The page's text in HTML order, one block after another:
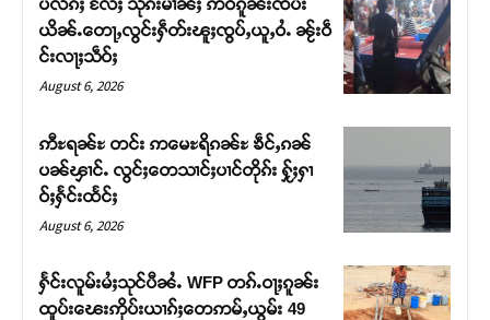
Support SHAN
ပလိၵ်ႈ လႄႈ သိုၵ်းမၢၼ်ႈ ဢဝ်ၵူၼ်းၸပ်း
ယိၼ်ႉတေႃႇလွင်းႁဵတ်းၽူႈၸွပ်ႇယူႇဝႆႉ ၼႂ်းဝဵ
င်းလႃႈသဵဝ်ႈ
August 6, 2026
ဢီႊရၼ်ႊ တင်း ဢမေႊရိၵၼ်ႊ ၶဵင်ႇၵၼ်
ပၼ်ၾၢင်ႉ လွင်ႈတေသၢင်ႈပၢင်တိုၵ်း ႁႂ်ႈႁၢ
ဝ်ႈႁႅင်းထႅင်ႈ
August 6, 2026
ႁႅင်းလူမ်းမႆႈသုင်ပီၼႆႉ WFP တၵ်ႉဝႃႈၵူၼ်း
ထူပ်းၽေးဢိုပ်းယၢၵ်ႈတေဢမ်ႇယွမ်း 49